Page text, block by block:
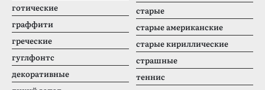
готические
граффити
греческие
гуглфонтс
декоративные
старые
старые американские
старые кириллические
страшные
теннис